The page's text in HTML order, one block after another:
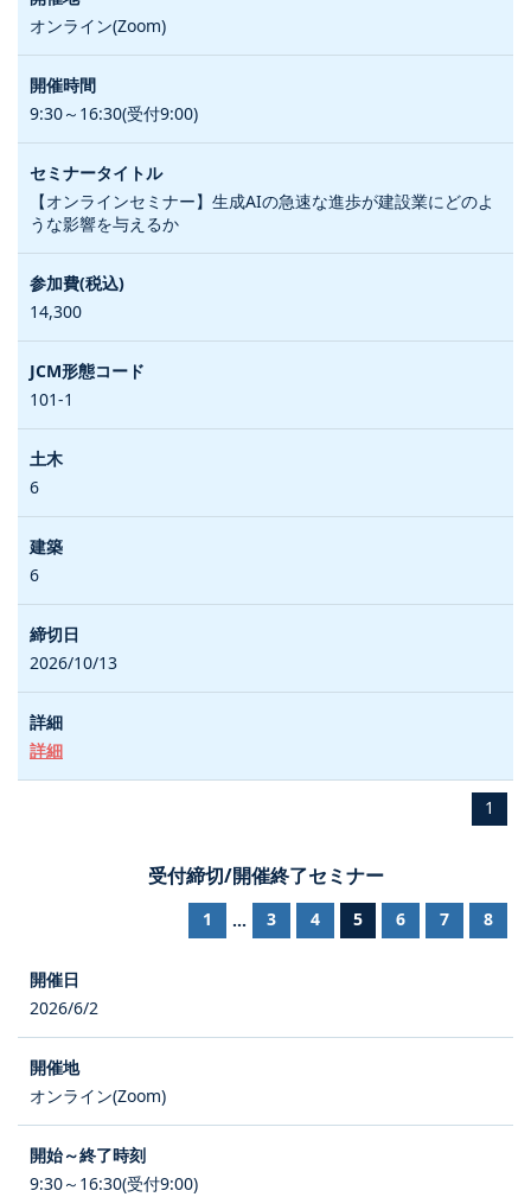
オンライン(Zoom)
9:30～16:30(受付9:00)
【オンラインセミナー】生成AIの急速な進歩が建設業にどのよ
うな影響を与えるか
14,300
101-1
6
6
2026/10/13
詳細
1
受付締切/開催終了セミナー
1 ... 3 4 5 6 7 8
2026/6/2
オンライン(Zoom)
9:30～16:30(受付9:00)